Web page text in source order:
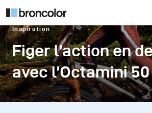
Inspiration
Figer l’action en
avec l’Octamini 50